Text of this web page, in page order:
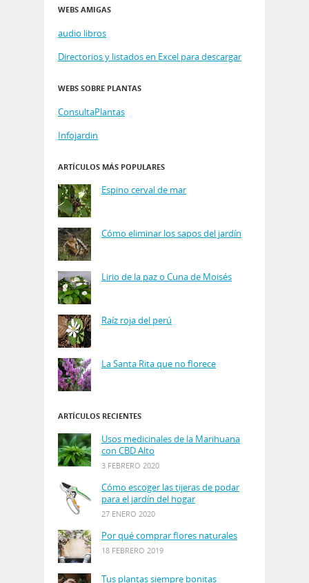
WEBS AMIGAS
audio libros
Directorios y listados en Excel para descargar
WEBS SOBRE PLANTAS
ConsultaPlantas
Infojardin
ARTÍCULOS MÁS POPULARES
Espino cerval de mar
Cómo eliminar los sapos del jardín
Lirio de la paz o Cuna de Moisés
Raíz roja del perú
La Santa Rita que no florece
ARTÍCULOS RECIENTES
Usos medicinales de la Marihuana
con CBD Alto
3 FEBRERO 2020
Cómo escoger las tijeras de podar
para el jardín del hogar
27 ENERO 2020
Por qué comprar flores naturales
18 FEBRERO 2019
Tus plantas siempre bonitas